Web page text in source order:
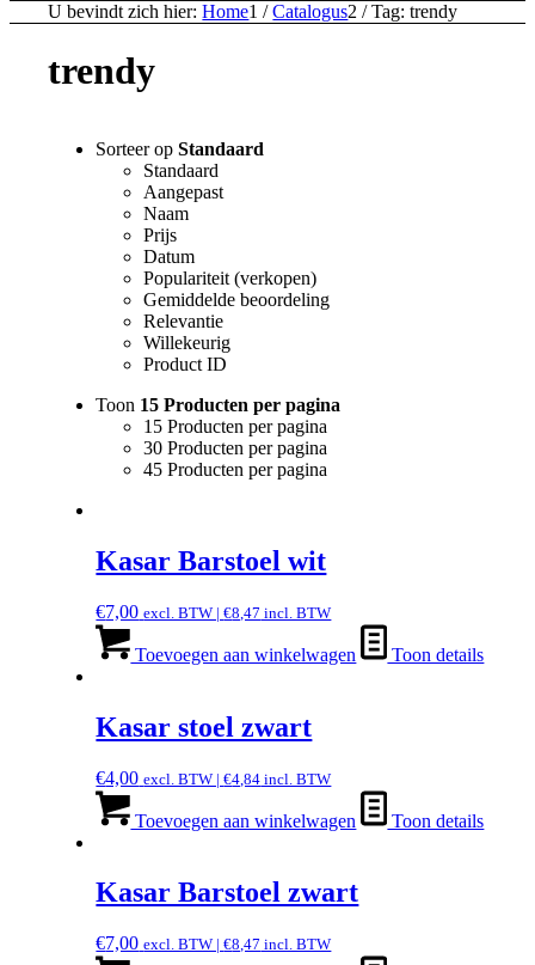
U bevindt zich hier: Home1 / Catalogus2 / Tag: trendy
trendy
Sorteer opStandaard
Standaard
Aangepast
Naam
Prijs
Datum
Populariteit (verkopen)
Gemiddelde beoordeling
Relevantie
Willekeurig
Product ID
Toon 15 Producten per pagina
15 Producten per pagina
30 Producten per pagina
45 Producten per pagina
Kasar Barstoel wit
€7,00 excl. BTW |€8,47 incl. BTW
Toevoegen aan winkelwagen Toon details
Kasar stoel zwart
€4,00 excl. BTW |€4,84 incl. BTW
Toevoegen aan winkelwagen Toon details
Kasar Barstoel zwart
€7,00 excl. BTW |€8,47 incl. BTW